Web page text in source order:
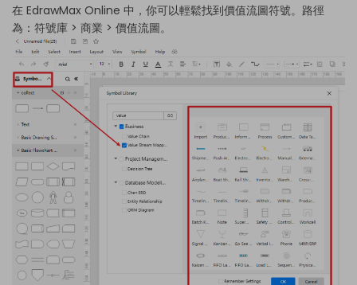
在 EdrawMax Online 中，你可以輕鬆找到價值流圖符號。路徑
為：符號庫 > 商業 > 價值流圖。